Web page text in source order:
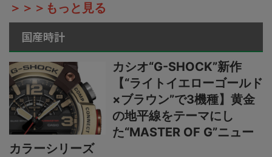
＞＞＞もっと見る
国産時計
カシオ“G-SHOCK”新作
【“ライトイエローゴールド
×ブラウン”で3機種】黄金
の地平線をテーマにし
た“MASTER OF G”ニュー
カラーシリーズ